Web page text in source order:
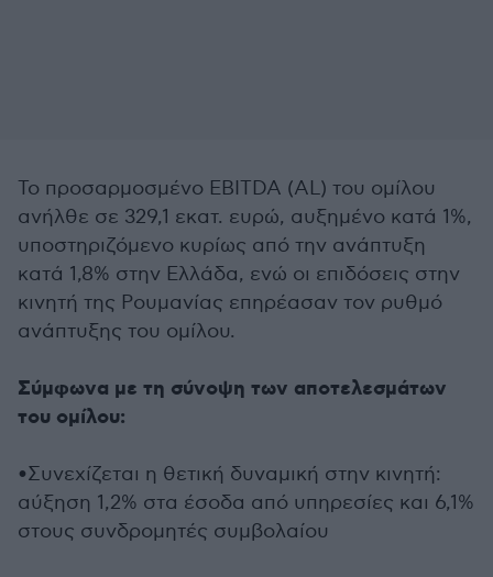
Το προσαρμοσμένο EBITDA (AL) του ομίλου
ανήλθε σε 329,1 εκατ. ευρώ, αυξημένο κατά 1%,
υποστηριζόμενο κυρίως από την ανάπτυξη
κατά 1,8% στην Ελλάδα, ενώ οι επιδόσεις στην
κινητή της Ρουμανίας επηρέασαν τον ρυθμό
ανάπτυξης του ομίλου.
Σύμφωνα με τη σύνοψη των αποτελεσμάτων
του ομίλου:
•Συνεχίζεται η θετική δυναμική στην κινητή:
αύξηση 1,2% στα έσοδα από υπηρεσίες και 6,1%
στους συνδρομητές συμβολαίου